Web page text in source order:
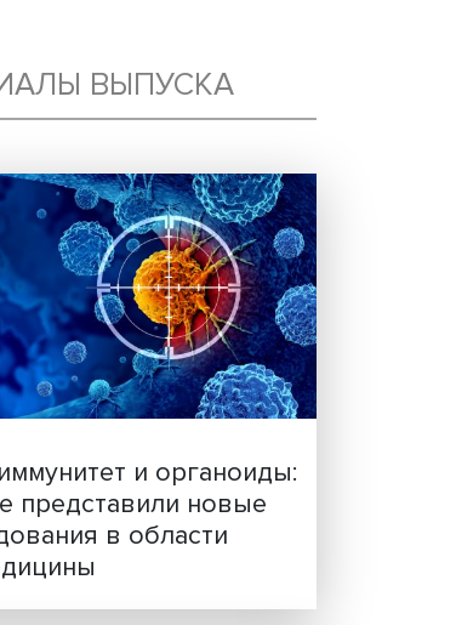
МАТЕРИАЛЫ ВЫПУСКА